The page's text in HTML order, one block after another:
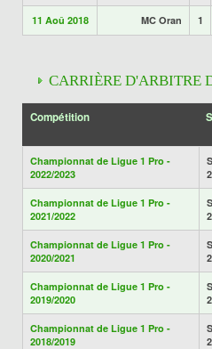
11 Aoû 2018 MC Oran 1
CARRIÈRE D'ARBITRE
Compétition
Championnat de Ligue 1 Pro -
2022/2023
Championnat de Ligue 1 Pro -
2021/2022
Championnat de Ligue 1 Pro -
2020/2021
Championnat de Ligue 1 Pro -
2019/2020
Championnat de Ligue 1 Pro -
2018/2019